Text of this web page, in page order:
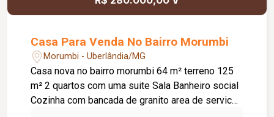
Casa Para Venda No Bairro Morumbi
Morumbi - Uberlândia/MG
Casa nova no bairro morumbi 64 m² terreno 125
m² 2 quartos com uma suite Sala Banheiro social
Cozinha com bancada de granito area de servico